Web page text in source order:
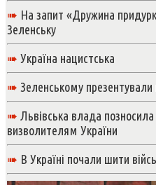
➠ На запит «Дружина
Зеленську
➠ Україна нацистська
➠ Зеленському презентували
➠ Львівська влада
визволителям України
➠ В Україні почали шити